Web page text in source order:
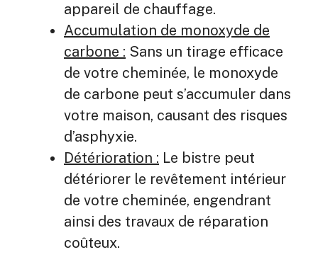
appareil de chauffage.
Accumulation de monoxyde de
carbone : Sans un tirage efficace
de votre cheminée, le monoxyde
de carbone peut s’accumuler dans
votre maison, causant des risques
d’asphyxie.
Détérioration : Le bistre peut
détériorer le revêtement intérieur
de votre cheminée, engendrant
ainsi des travaux de réparation
coûteux.